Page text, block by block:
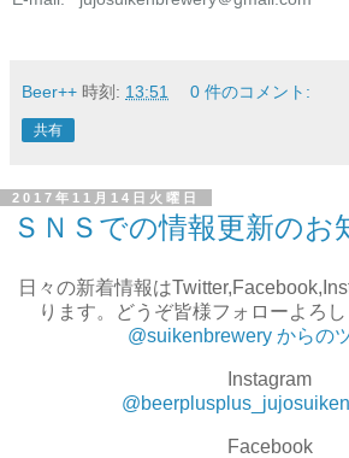
Beer++ 時刻: 13:51 0 件のコメント:
共有
2017年11月14日火曜日
ＳＮＳでの情報更新のお
日々の新着情報は
ります。どうぞ皆様フォローよろし
@suikenbrewery からの
Instagram
Facebook